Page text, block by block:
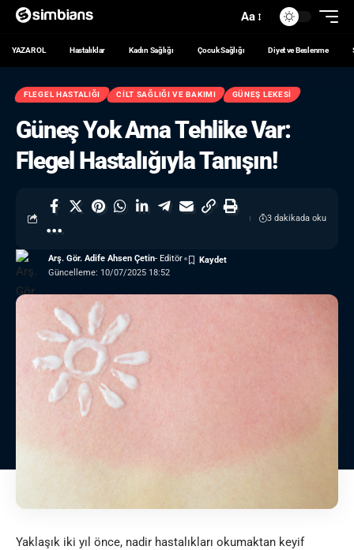
Aa
YAZAR OL Hastalıklar Kadın Sağlığı Çocuk Sağlığı Diyet ve Beslenme
FLEGEL HASTALIĞI CILT SAĞLIĞI VE BAKIMI GÜNEŞ LEKESI
Güneş Yok Ama Tehlike Var:
Flegel Hastalığıyla Tanışın!
Güncelleme: 10/07/2025 18:52
Arş. Gör. Adife Ahsen Çetin- Editör
3 dakikada oku
Yaklaşık iki yıl önce, nadir hastalıkları okumaktan keyif